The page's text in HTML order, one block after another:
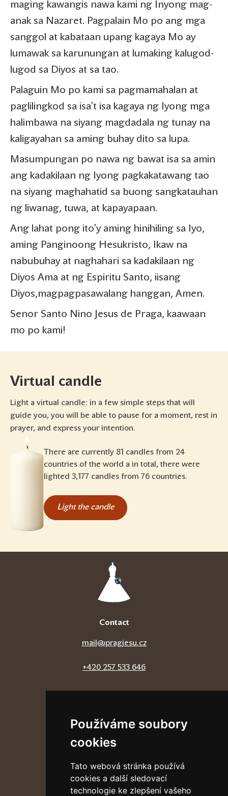
Používáme soubory
cookies
Tato webová stránka používá
cookies a další sledovací
technologie ke zlepšení vašeho
maging kawangis nawa kami ng Inyong mag-
anak sa Nazaret. Pagpalain Mo po ang mga
sanggol at kabataan upang kagaya Mo ay
lumawak sa karunungan at lumaking kalugod-
lugod sa Diyos at sa tao.
Palaguin Mo po kami sa pagmamahalan at
paglilingkod sa isa’t isa kagaya ng Iyong mga
halimbawa na siyang magdadala ng tunay na
kaligayahan sa aming buhay dito sa lupa.
Masumpungan po nawa ng bawat isa sa amin
ang kadakilaan ng Iyong pagkakatawang tao
na siyang maghahatid sa buong sangkatauhan
ng liwanag, tuwa, at kapayapaan.
Ang lahat pong ito’y aming hinihiling sa Iyo,
aming Panginoong Hesukristo, Ikaw na
nabubuhay at naghahari sa kadakilaan ng
Diyos Ama at ng Espiritu Santo, iisang
Diyos,magpagpasawalang hanggan, Amen.
Senor Santo Nino Jesus de Praga, kaawaan
mo po kami!
Virtual candle
Light a virtual candle: in a few simple steps that will
guide you, you will be able to pause for a moment, rest in
prayer, and express your intention.
There are currently 81 candles from 24
countries of the world a in total, there were
lighted 3,177 candles from 76 countries.
Light the candle
Contact
mail@pragjesu.cz
+420 257 533 646
External links
Discalced Carmelites
Vatican News